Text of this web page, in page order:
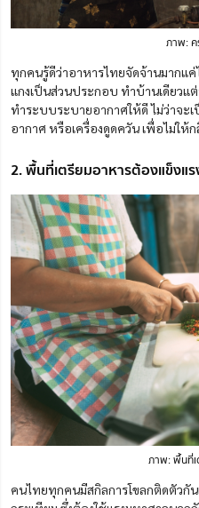
ภาพ: ค
ทุกคนรู้ดีว่าอาหารไทยจัดจ้านมากแ
แกงเป็นส่วนประกอบ ทำบ้านเดียวแ
ทำระบบระบายอากาศให้ดี ไม่ว่าจะ
อากาศ หรือเครื่องดูดควัน เพื่อไม่ให้
2. พื้นที่เตรียมอาหารต้องแข็งแ
ภาพ: พื้นที่
คนไทยทุกคนมีสกิลการโขลกติดตัวกั